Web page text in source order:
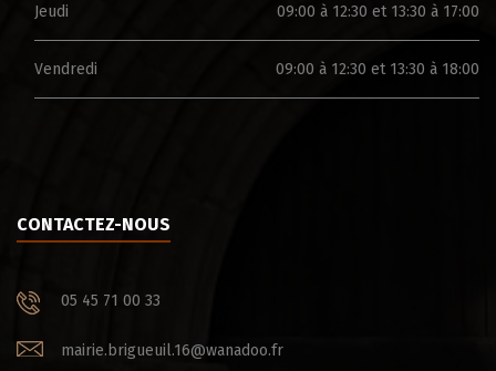
Jeudi 09:00 à 12:30 et 13:30 à 17:00
Vendredi 09:00 à 12:30 et 13:30 à 18:00
CONTACTEZ-NOUS
05 45 71 00 33
mairie.brigueuil.16@wanadoo.fr